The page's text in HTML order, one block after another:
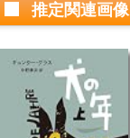
推定関連画像